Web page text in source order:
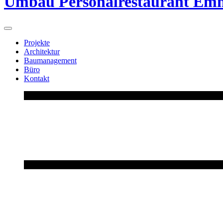
Projekte
Architektur
Baumanagement
Büro
Kontakt